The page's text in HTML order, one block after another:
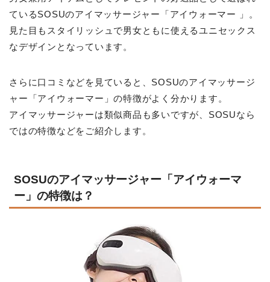
ているSOSUのアイマッサージャー「アイウォーマー 」。
見た目もスタイリッシュで男女ともに使えるユニセックス
なデザインとなっています。
さらに口コミなどを見ていると、SOSUのアイマッサージ
ャー「アイウォーマー」の特徴がよく分かります。
アイマッサージャーは類似商品も多いですが、SOSUなら
ではの特徴などをご紹介します。
SOSUのアイマッサージャー「アイウォーマ
ー」の特徴は？